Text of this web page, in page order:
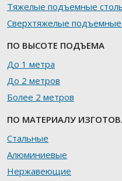
Тяжелые подъемные
Сверхтяжелые подъемные
ПО ВЫСОТЕ ПОДЪЕМА
До 1 метра
До 2 метров
Более 2 метров
ПО МАТЕРИАЛУ
Стальные
Алюминиевые
Нержавеющие